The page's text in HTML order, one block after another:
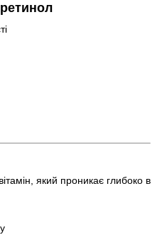
який проникає глибоко в